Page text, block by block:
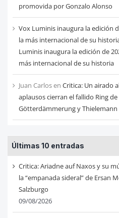
promovida por Gonzalo Alonso
Vox Luminis inaugura la edición
la más internacional de su
Luminis inaugura la edición de
más internacional de su historia
Juan Carlosen Critica: Un airado
aplausos cierran el fallido Ring
Götterdämmerung y Thielemann
Últimas 10 entradas
Critica: Ariadne auf Naxos y su
la “empanada sideral” de Ersan
Salzburgo
09/08/2026